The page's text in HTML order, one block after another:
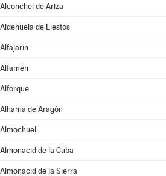
Alconchel de Ariza
Aldehuela de Liestos
Alfajarín
Alfamén
Alforque
Alhama de Aragón
Almochuel
Almonacid de la Cuba
Almonacid de la Sierra